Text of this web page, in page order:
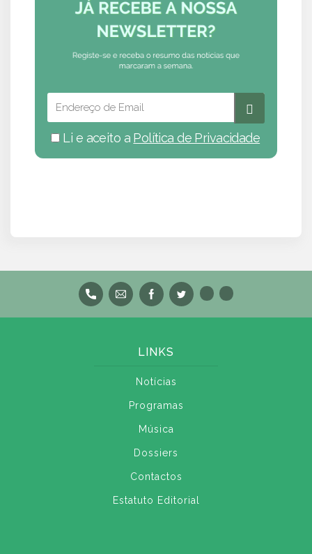
Li e aceito a Política de Privacidade
LINKS
Notícias
Programas
Música
Dossiers
Contactos
Estatuto Editorial